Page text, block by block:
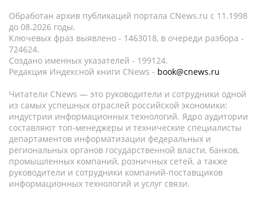
Обработан архив публикаций портала CNews.ru c 11.1998
до 08.2026 годы.
Ключевых фраз выявлено - 1463018, в очереди разбора -
724624.
Создано именных указателей - 199124.
Редакция Индексной книги CNews - book@cnews.ru
Читатели CNews — это руководители и сотрудники одной
из самых успешных отраслей российской экономики:
индустрии информационных технологий. Ядро аудитории
составляют топ-менеджеры и технические специалисты
департаментов информатизации федеральных и
региональных органов государственной власти, банков,
промышленных компаний, розничных сетей, а также
руководители и сотрудники компаний-поставщиков
информационных технологий и услуг связи.